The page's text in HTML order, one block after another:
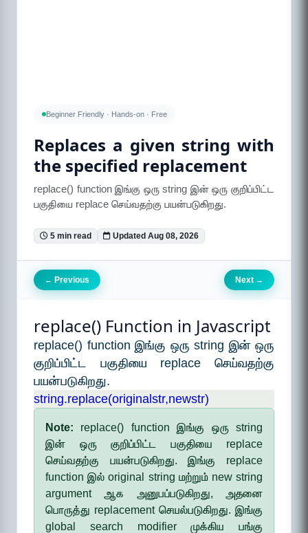
Beginner Friendly · Hands-on · Free
Replaces a given string with
the specified replacement
replace() function இங்கு ஒரு string இன் ஒரு குறிப்பிட்ட
பகுதியை replace செய்வதற்கு பயன்படுகிறது.
5 min read Updated Aug 08, 2026
← Previous Next →
replace() Function in Javascript
replace() function இங்கு ஒரு string இன் ஒரு
குறிப்பிட்ட பகுதியை replace செய்வதற்கு
பயன்படுகிறது.
string.replace(originalstr,newstr)
Note: replace() function இங்கு ஒரு string
இன் ஒரு குறிப்பிட்ட பகுதியை replace
செய்வதற்கு பயன்படுகிறது. இங்கு replace
function இல் original string மற்றும் new string
argument ஆக அனுபப்படுகிறது, அதனை
பொருத்து replacement செயல்படுகிறது. இங்கு
global search modifier முக்கிய பங்கு